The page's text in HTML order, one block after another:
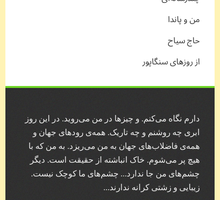
من و پاندا
حاج سیاح
از روزهای سنگاپور
دارم نگاه می‌کنم. و چیز‌ها در من می‌روید. در این روز
ابری چه روشنم و چه تاریک. همه‌ی رودهای جهان و
همه‌ی فاضلاب‌های جهان به من می‌ریزد. به من که با
هیچ پر می‌شوم. خاک انباشته از حقیقت است. دیگر
چشم‌های من جا ندارد… چشم‌های ما کوچک نیست.
زیبایی و زشتی کرانه ندارند…